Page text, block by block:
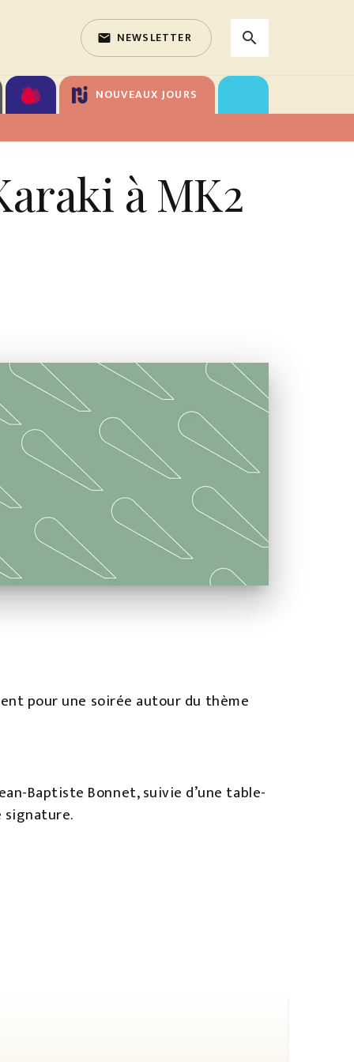
email NEWSLETTER search
NOUVEAUX JOURS
search
à MK2
pour une soirée autour du thème
Baptiste Bonnet, suivie d’une table-
signature.